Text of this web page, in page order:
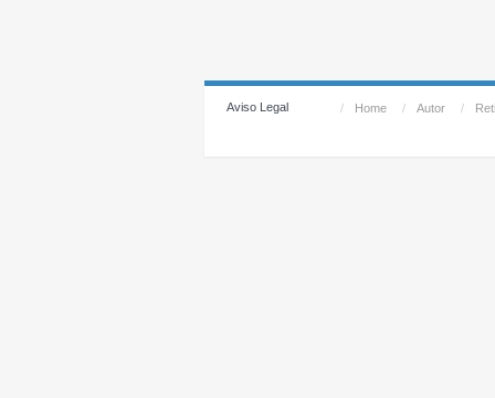
Aviso Legal / Home / Autor /